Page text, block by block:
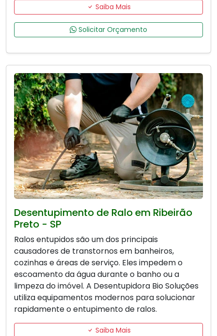
Saiba Mais
Solicitar Orçamento
Desentupimento de Ralo em Ribeirão
Preto - SP
Ralos entupidos são um dos principais
causadores de transtornos em banheiros,
cozinhas e áreas de serviço. Eles impedem o
escoamento da água durante o banho ou a
limpeza do imóvel. A Desentupidora Bio Soluções
utiliza equipamentos modernos para solucionar
rapidamente o entupimento de ralos.
Saiba Mais